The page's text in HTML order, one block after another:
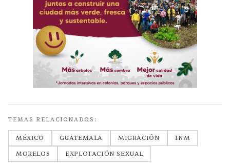
TEMAS RELACIONADOS:
MÉXICO GUATEMALA MIGRACIÓN
INM
MORELOS
EXPLOTACIÓN SEXUAL